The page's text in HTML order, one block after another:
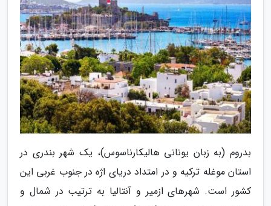
بدروم (به زبان یونانی هالیکارناسوس)، یک شهر بندری در
استان موغله ترکیه و در امتداد دریای اژه در جنوب غربی این
کشور است. شهرهای ازمیر و آنتالیا به ترتیب در شمال و